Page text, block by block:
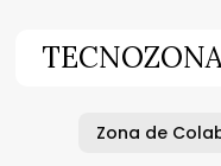
Zona de